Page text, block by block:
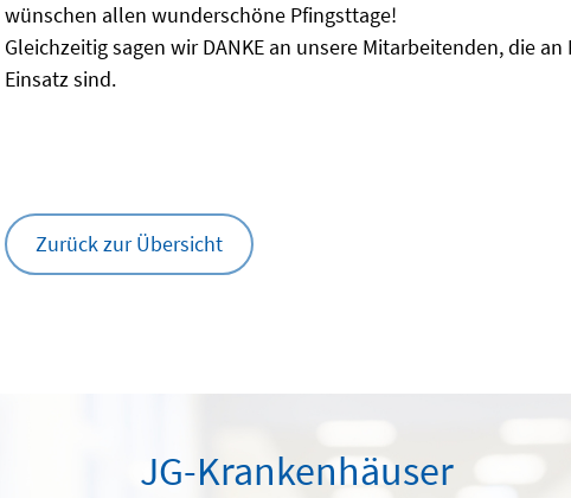
wünschen allen wunderschöne Pfingsttage!
Gleichzeitig sagen wir DANKE an unsere Mitarbeitenden, die
Einsatz sind.
Zurück zur Übersicht
JG-Krankenhäuser